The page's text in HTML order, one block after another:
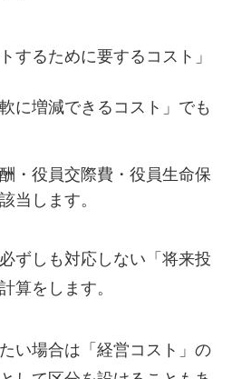
するために要するコスト」
に増減できるコスト」でも
・役員交際費・役員生命保
当します。
ずしも対応しない「将来投
算をします。
い場合は「経営コスト」の